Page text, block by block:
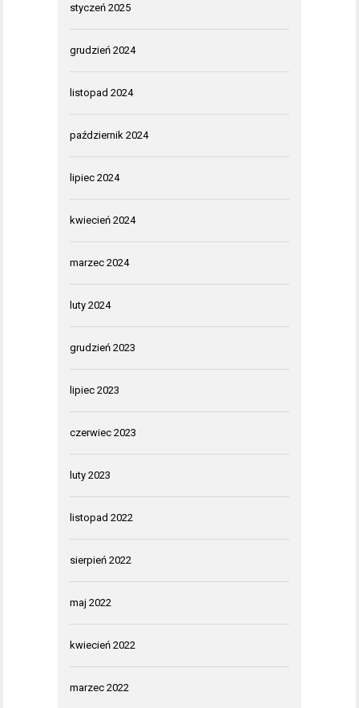
styczeń 2025
grudzień 2024
listopad 2024
październik 2024
lipiec 2024
kwiecień 2024
marzec 2024
luty 2024
grudzień 2023
lipiec 2023
czerwiec 2023
luty 2023
listopad 2022
sierpień 2022
maj 2022
kwiecień 2022
marzec 2022